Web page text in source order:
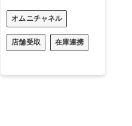
オムニチャネル
店舗受取 在庫連携